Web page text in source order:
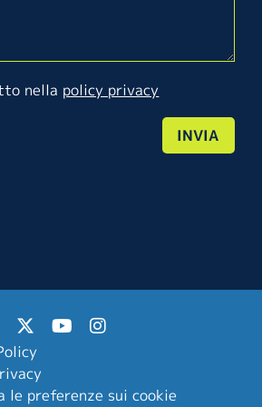
nella policy privacy
INVIA
le preferenze sui cookie